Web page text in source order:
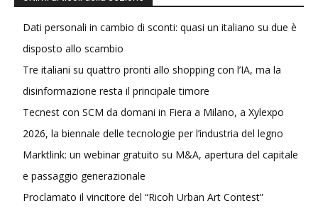
Dati personali in cambio di sconti: quasi un italiano su due è
disposto allo scambio
Tre italiani su quattro pronti allo shopping con l’IA, ma la
disinformazione resta il principale timore
Tecnest con SCM da domani in Fiera a Milano, a Xylexpo
2026, la biennale delle tecnologie per l’industria del legno
Marktlink: un webinar gratuito su M&A, apertura del capitale
e passaggio generazionale
Proclamato il vincitore del “Ricoh Urban Art Contest”